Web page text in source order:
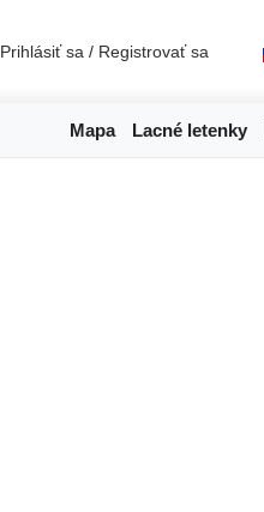
Prihlásiť sa / Registrovať sa
Mapa Lacné letenky